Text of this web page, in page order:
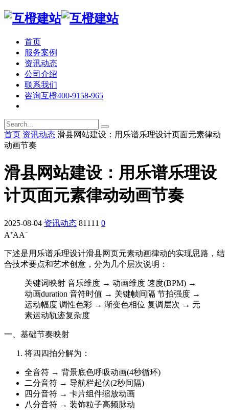
首页
服务案例
资讯动态
公司介绍
联系我们
咨询互橙400-9158-965
首页 资讯动态 滑县网站建设：用乐谱乐理设计页面元素律动
动画节奏
滑县网站建设：用乐谱乐理设
计页面元素律动动画节奏
2025-08-04 资讯动态 81111 0
A⁺AA⁻
下述是用乐谱乐理设计滑县网页元素动画律动的实现思路，结
合技术要点和艺术创意，分为几个层次说明：
关键词映射 音乐维度 → 动画维度 速度(BPM) →
动画duration 音符时值 → 关键帧间隔 节拍强度 →
运动幅度 调性色彩 → 渐变色相位 复调层次 → 元
素运动轨迹复杂度
一、基础节奏映射
将四四拍分解为：
全音符 → 背景底色呼吸动画(4秒循环)
二分音符 → 导航栏起伏(2秒间隔)
四分音符 → 卡片组件缩放动画
八分音符 → 装饰粒子高频脉动